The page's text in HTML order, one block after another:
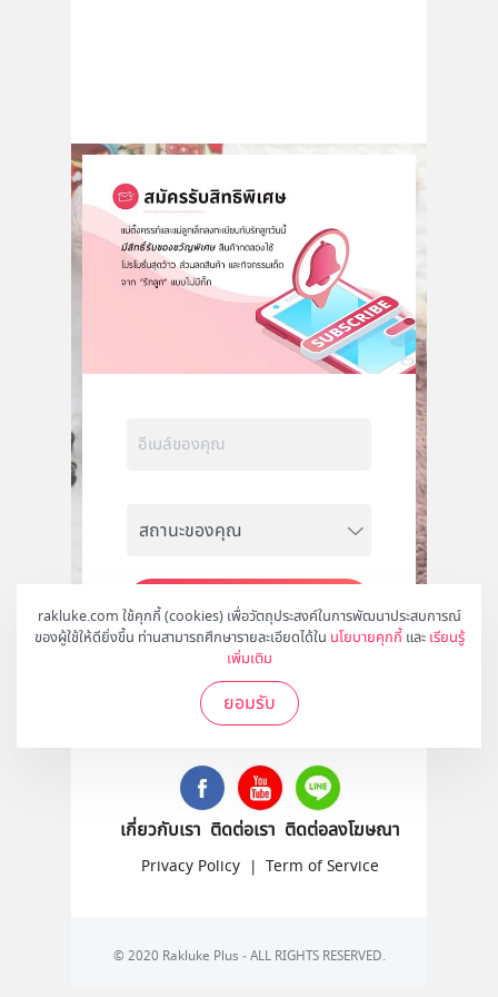
rakluke.com ใช้คุกกี้ (cookies) เพื่อวัตถุประสงค์ในการพัฒนาประสบการณ์
ของผู้ใช้ให้ดียิ่งขึ้น ท่านสามารถศึกษารายละเอียดได้ใน นโยบายคุกกี้ และ เรียนรู้
เพิ่มเติม
ยอมรับ
สมัคร
ติดตามเราได้ที่
เกี่ยวกับเรา ติดต่อเรา ติดต่อลงโฆษณา
Privacy Policy | Term of Service
© 2020 Rakluke Plus - ALL RIGHTS RESERVED.